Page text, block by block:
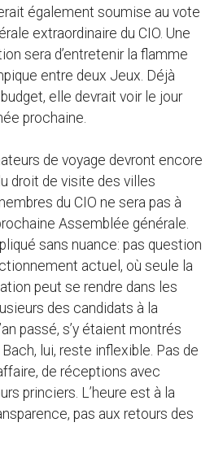
également soumise au vote
extraordinaire du CIO. Une
sera d’entretenir la flamme
entre deux Jeux. Déjà
elle devrait voir le jour
prochaine.
de voyage devront encore
droit de visite des villes
du CIO ne sera pas à
Assemblée générale.
sans nuance: pas question
actuel, où seule la
peut se rendre dans les
des candidats à la
passé, s’y étaient montrés
lui, reste inflexible. Pas de
de réceptions avec
princiers. L’heure est à la
pas aux retours des